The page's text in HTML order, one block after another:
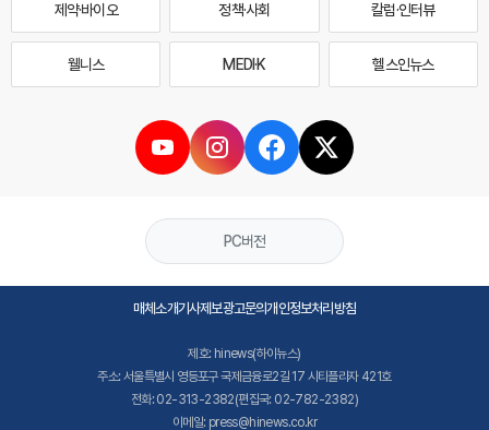
제약·바이오 정책·사회 칼럼·인터뷰
웰니스 MEDI·K 헬스인뉴스
PC버전
매체소개기사제보광고문의개인정보처리방침
제호: hinews(하이뉴스)
주소: 서울특별시 영등포구 국제금융로2길 17 시티플라자 421호
전화: 02-313-2382(편집국: 02-782-2382)
이메일: press@hinews.co.kr